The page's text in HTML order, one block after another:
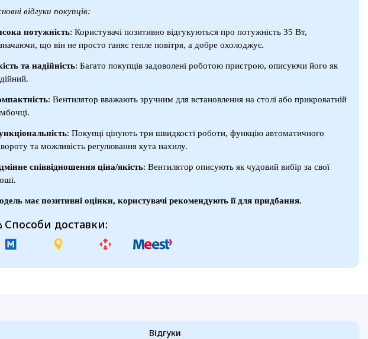
відгуки покупців:
потужність: Користувачі позитивно відгукуються про потужність 35 Вт,
що він не просто ганяє тепле повітря, а добре охолоджує.
та надійність: Багато покупців задоволені роботою пристрою, описуючи його як
: Вентилятор вважають зручним для встановлення на столі або прикроватній
: Покупці цінують три швидкості роботи, функцію автоматичного
та можливість регулювання кута нахилу.
співвідношення ціна/якість: Вентилятор описують як чудовий вибір за свої
має позитивні оцінки, користувачі рекомендують її для придбання.
Способи доставки:
Відгуки